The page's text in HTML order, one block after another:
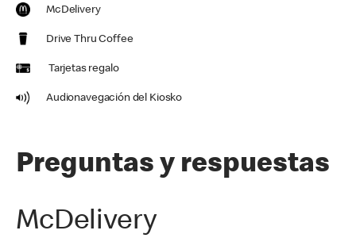
McDelivery
Drive Thru Coffee
Tarjetas regalo
Audionavegación del Kiosko
Preguntas y respuestas
McDelivery